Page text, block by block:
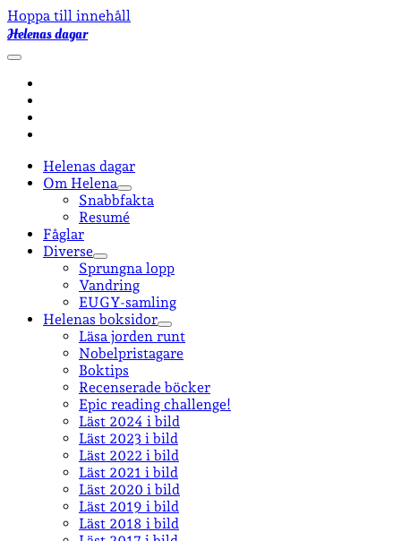
Hoppa till innehåll
Helenas dagar
öppna
Helenas dagar
Om Helena
öppna
undermeny
Snabbfakta
Resumé
Fåglar
Diverse
öppna
undermeny
Sprungna lopp
Vandring
EUGY-samling
Helenas boksidor
öppna
undermeny
Läsa jorden runt
Nobelpristagare
Boktips
Recenserade böcker
Epic reading challenge!
Läst 2024 i bild
Läst 2023 i bild
Läst 2022 i bild
Läst 2021 i bild
Läst 2020 i bild
Läst 2019 i bild
Läst 2018 i bild